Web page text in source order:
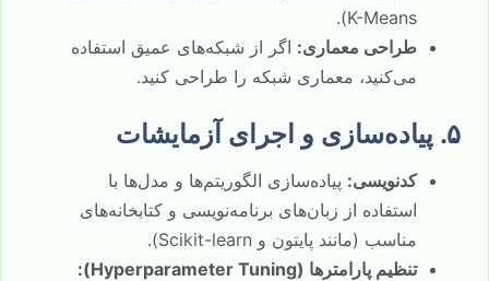
K-Means).
طراحی معماری: اگر از شبکه‌های عمیق استفاده
می‌کنید، معماری شبکه را طراحی کنید.
۵. پیاده‌سازی و اجرای آزمایشات
کدنویسی: پیاده‌سازی الگوریتم‌ها و مدل‌ها با
استفاده از زبان‌های برنامه‌نویسی و کتابخانه‌های
مناسب (مانند پایتون و Scikit-learn).
تنظیم پارامترها (Hyperparameter Tuning):